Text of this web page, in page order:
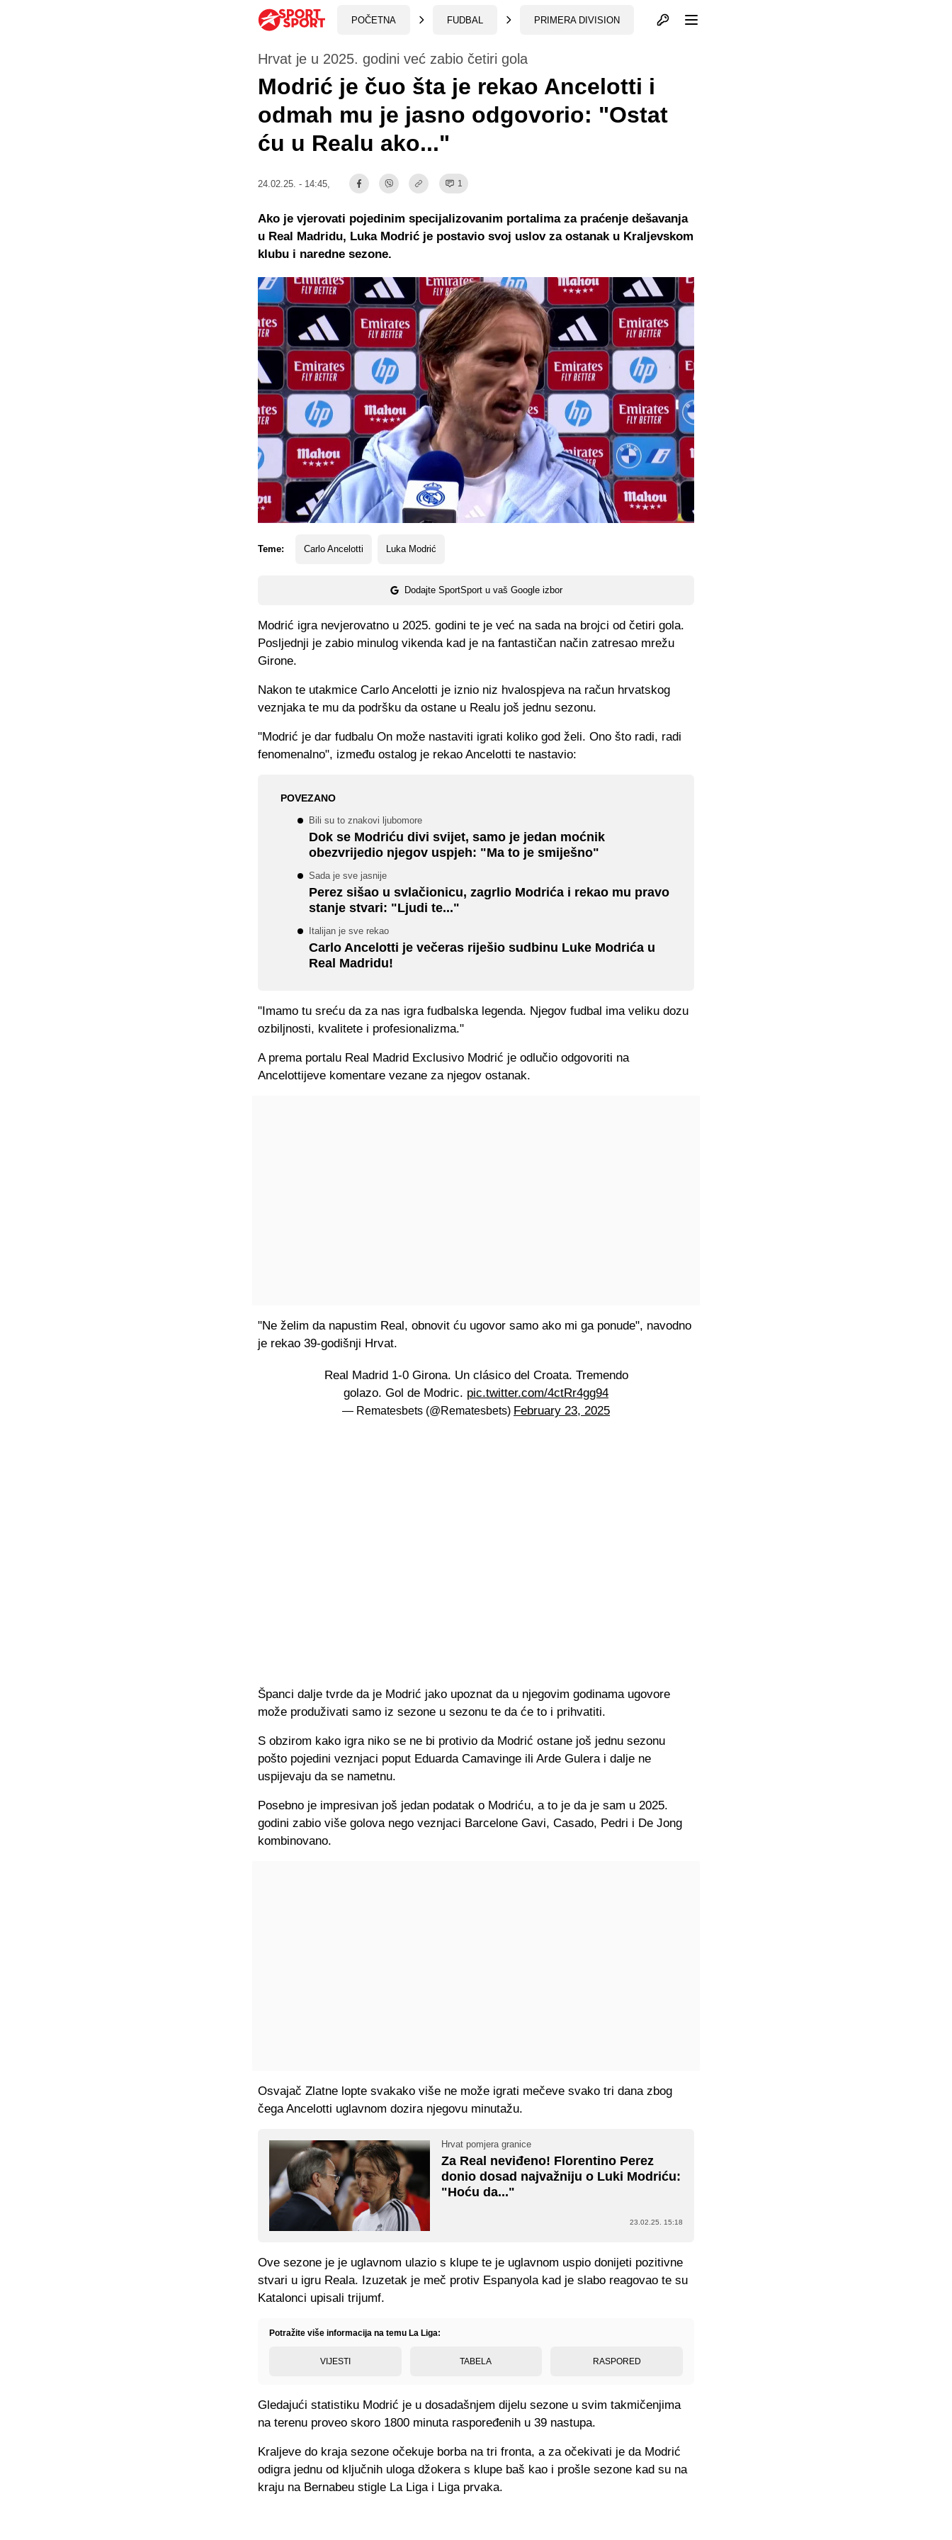
POČETNA FUDBAL PRIMERA DIVISION Otvori profil
Hrvat je u 2025. godini već zabio četiri gola
Modrić je čuo šta je rekao Ancelotti i
odmah mu je jasno odgovorio: "Ostat
ću u Realu ako..."
24.02.25. - 14:45, 1
Teme: Carlo Ancelotti Luka Modrić
Dodajte SportSport u vaš Google izbor
Ako je vjerovati pojedinim specijalizovanim portalima za praćenje dešavanja
u Real Madridu, Luka Modrić je postavio svoj uslov za ostanak u Kraljevskom
klubu i naredne sezone.
Modrić igra nevjerovatno u 2025. godini te je već na sada na brojci od četiri gola.
Posljednji je zabio minulog vikenda kad je na fantastičan način zatresao mrežu
Girone.
Nakon te utakmice Carlo Ancelotti je iznio niz hvalospjeva na račun hrvatskog
veznjaka te mu da podršku da ostane u Realu još jednu sezonu.
"Modrić je dar fudbalu On može nastaviti igrati koliko god želi. Ono što radi, radi
fenomenalno", između ostalog je rekao Ancelotti te nastavio:
POVEZANO
Bili su to znakovi ljubomore
Dok se Modriću divi svijet, samo je jedan moćnik
obezvrijedio njegov uspjeh: "Ma to je smiješno"
Sada je sve jasnije
Perez sišao u svlačionicu, zagrlio Modrića i rekao mu pravo
stanje stvari: "Ljudi te..."
Italijan je sve rekao
Carlo Ancelotti je večeras riješio sudbinu Luke Modrića u
Real Madridu!
"Imamo tu sreću da za nas igra fudbalska legenda. Njegov fudbal ima veliku dozu
ozbiljnosti, kvalitete i profesionalizma."
A prema portalu Real Madrid Exclusivo Modrić je odlučio odgovoriti na
Ancelottijeve komentare vezane za njegov ostanak.
"Ne želim da napustim Real, obnovit ću ugovor samo ako mi ga ponude", navodno
je rekao 39-godišnji Hrvat.
Real Madrid 1-0 Girona. Un clásico del Croata. Tremendo
golazo. Gol de Modric. pic.twitter.com/4ctRr4gg94
— Rematesbets (@Rematesbets) February 23, 2025
Španci dalje tvrde da je Modrić jako upoznat da u njegovim godinama ugovore
može produživati samo iz sezone u sezonu te da će to i prihvatiti.
S obzirom kako igra niko se ne bi protivio da Modrić ostane još jednu sezonu
pošto pojedini veznjaci poput Eduarda Camavinge ili Arde Gulera i dalje ne
uspijevaju da se nametnu.
Posebno je impresivan još jedan podatak o Modriću, a to je da je sam u 2025.
godini zabio više golova nego veznjaci Barcelone Gavi, Casado, Pedri i De Jong
kombinovano.
Osvajač Zlatne lopte svakako više ne može igrati mečeve svako tri dana zbog
čega Ancelotti uglavnom dozira njegovu minutažu.
Hrvat pomjera granice
Za Real neviđeno! Florentino Perez
donio dosad najvažniju o Luki Modriću:
"Hoću da..."
23.02.25. 15:18
Ove sezone je je uglavnom ulazio s klupe te je uglavnom uspio donijeti pozitivne
stvari u igru Reala. Izuzetak je meč protiv Espanyola kad je slabo reagovao te su
Katalonci upisali trijumf.
Potražite više informacija na temu La Liga:
VIJESTI TABELA RASPORED
Gledajući statistiku Modrić je u dosadašnjem dijelu sezone u svim takmičenjima
na terenu proveo skoro 1800 minuta raspoređenih u 39 nastupa.
Kraljeve do kraja sezone očekuje borba na tri fronta, a za očekivati je da Modrić
odigra jednu od ključnih uloga džokera s klupe baš kao i prošle sezone kad su na
kraju na Bernabeu stigle La Liga i Liga prvaka.